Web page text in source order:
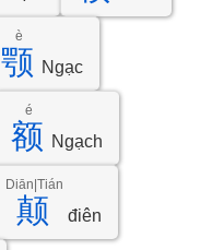
颚
è
Ngạc
额
é
Ngạch
颠
Diān|Tián
điên